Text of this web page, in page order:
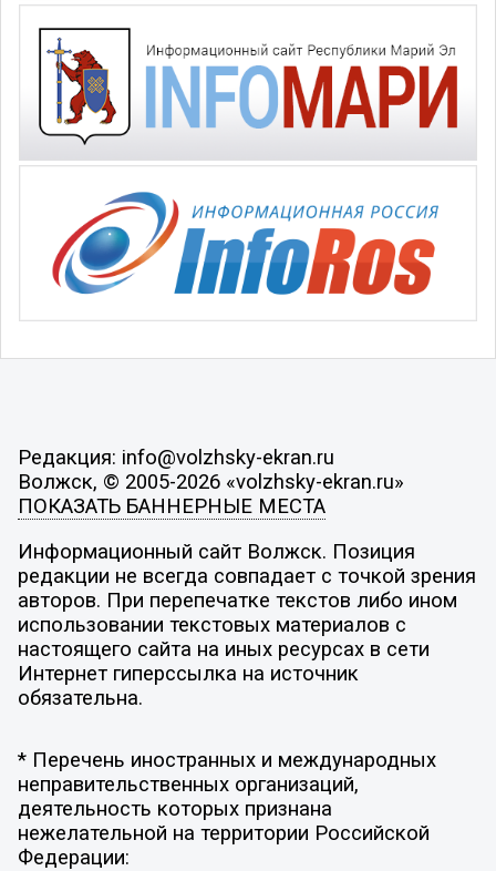
Редакция: info@volzhsky-ekran.ru
Волжск, © 2005-2026 «volzhsky-ekran.ru»
ПОКАЗАТЬ БАННЕРНЫЕ МЕСТА
Информационный сайт Волжск. Позиция
редакции не всегда совпадает с точкой зрения
авторов. При перепечатке текстов либо ином
использовании текстовых материалов с
настоящего сайта на иных ресурсах в сети
Интернет гиперссылка на источник
обязательна.
* Перечень иностранных и международных
неправительственных организаций,
деятельность которых признана
нежелательной на территории Российской
Федерации: